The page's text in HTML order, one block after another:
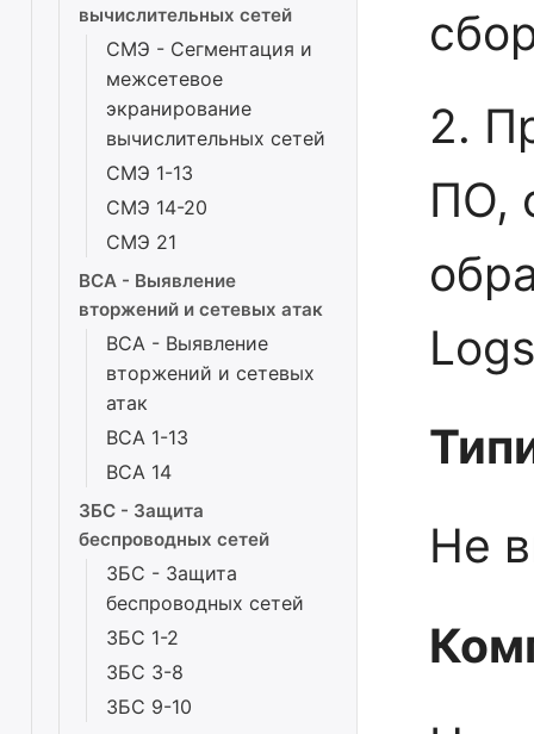
вычислительных сетей
СМЭ - Сегментация и
межсетевое
экранирование
вычислительных сетей
СМЭ 1-13
СМЭ 14-20
СМЭ 21
ВСА - Выявление
вторжений и сетевых атак
ВСА - Выявление
вторжений и сетевых
атак
ВСА 1-13
ВСА 14
ЗБС - Защита
беспроводных сетей
ЗБС - Защита
беспроводных сетей
ЗБС 1-2
ЗБС 3-8
ЗБС 9-10
2.
ПО,
Не